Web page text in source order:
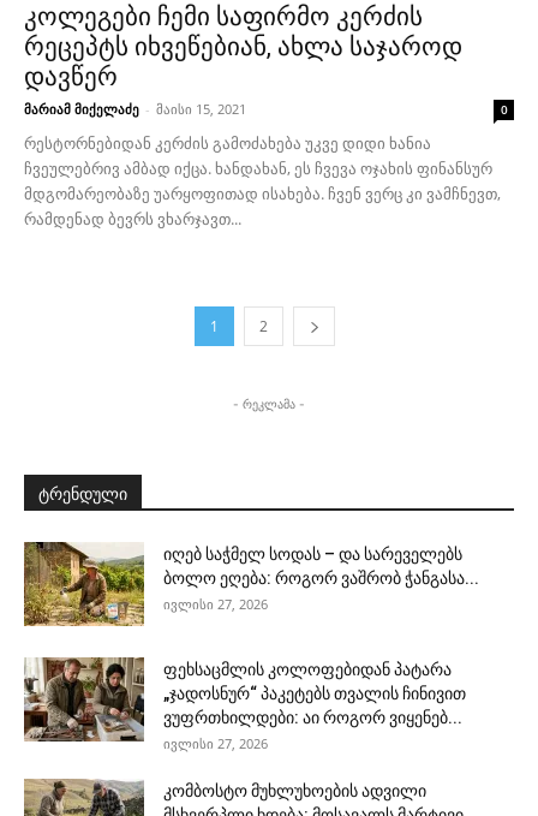
კოლეგები ჩემი საფირმო კერძის
რეცეპტს იხვეწებიან, ახლა საჯაროდ
დავწერ
მარიამ მიქელაძე - მაისი 15, 2021 0
რესტორნებიდან კერძის გამოძახება უკვე დიდი ხანია
ჩვეულებრივ ამბად იქცა. ხანდახან, ეს ჩვევა ოჯახის ფინანსურ
მდგომარეობაზე უარყოფითად ისახება. ჩვენ ვერც კი ვამჩნევთ,
რამდენად ბევრს ვხარჯავთ...
1 2
- რეკლამა -
ტრენდული
იღებ საჭმელ სოდას – და სარეველებს
ბოლო ეღება: როგორ ვაშრობ ჭანგასა...
ივლისი 27, 2026
ფეხსაცმლის კოლოფებიდან პატარა
„ჯადოსნურ“ პაკეტებს თვალის ჩინივით
ვუფრთხილდები: აი როგორ ვიყენებ...
ივლისი 27, 2026
კომბოსტო მუხლუხოების ადვილი